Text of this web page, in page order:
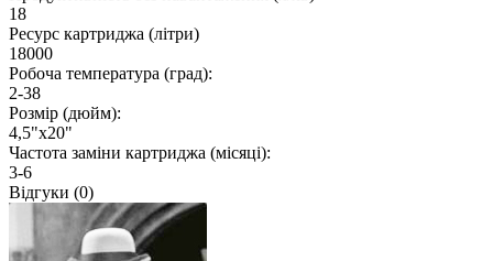
18
Ресурс картриджа (літри)
18000
Робоча температура (град):
2-38
Розмір (дюйм):
4,5"х20"
Частота заміни картриджа (місяці):
3-6
Відгуки (0)